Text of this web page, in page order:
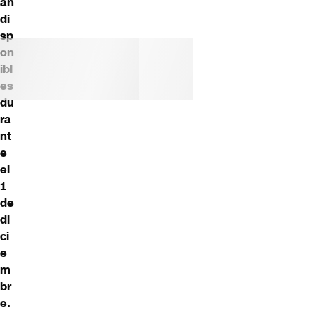
di
sp
on
ibl
es
du
ra
nt
e
el
1
de
di
ci
e
m
br
e.